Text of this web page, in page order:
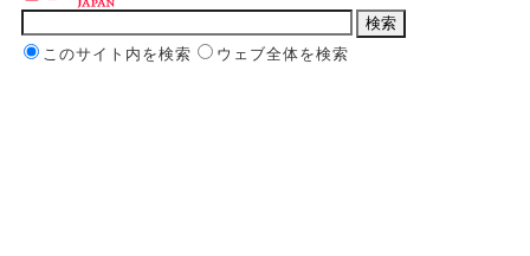
このサイト内を検索 ウェブ全体を検索